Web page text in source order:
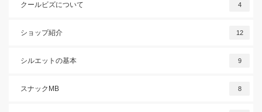
クールビズについて 4
ショップ紹介 12
シルエットの基本 9
スナックMB 8